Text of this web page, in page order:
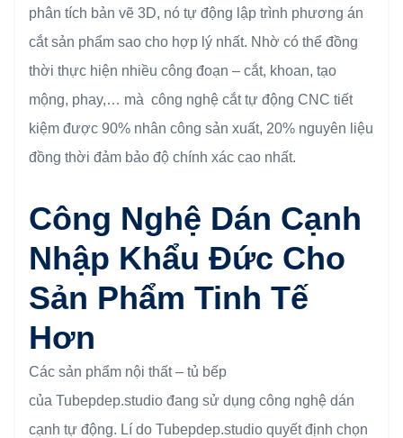
phân tích bản vẽ 3D, nó tự động lập trình phương án
cắt sản phẩm sao cho hợp lý nhất. Nhờ có thể đồng
thời thực hiện nhiều công đoạn – cắt, khoan, tạo
mộng, phay,… mà công nghệ cắt tự động CNC tiết
kiệm được 90% nhân công sản xuất, 20% nguyên liệu
đồng thời đảm bảo độ chính xác cao nhất.
Công Nghệ Dán Cạnh
Nhập Khẩu Đức Cho
Sản Phẩm Tinh Tế
Hơn
Các sản phẩm nội thất – tủ bếp
của Tubepdep.studio đang sử dụng công nghệ dán
cạnh tự động. Lí do Tubepdep.studio quyết định chọn